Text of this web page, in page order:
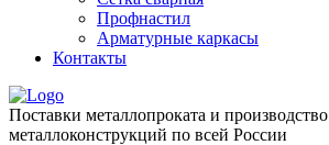
Профнастил
Арматурные каркасы
Контакты
Поставки металлопроката и производство
металлоконструкций по всей России